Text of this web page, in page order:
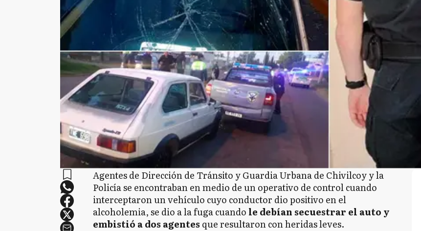
Agentes de Dirección de Tránsito y Guardia Urbana de Chivilcoy y la
Policía se encontraban en medio de un operativo de control cuando
interceptaron un vehículo cuyo conductor dio positivo en el
alcoholemia, se dio a la fuga cuando le debían secuestrar el auto y
embistió a dos agentes que resultaron con heridas leves.